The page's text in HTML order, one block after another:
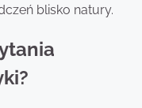
blisko natury.